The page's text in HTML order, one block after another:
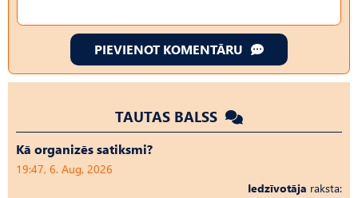
PIEVIENOT KOMENTĀRU
TAUTAS BALSS
Kā organizēs satiksmi?
19:47, 6. Aug, 2026
Iedzīvotāja raksta: